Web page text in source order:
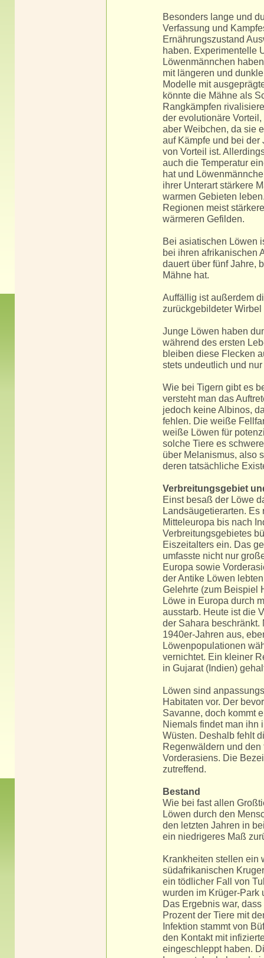
Besonders lange und
Verfassung und
Ernährungszustand
haben. Experimentelle
Löwenmännchen
mit längeren und
Modelle mit
könnte die Mähne als
Rangkämpfen
der evolutionäre
aber Weibchen, da sie
auf Kämpfe und bei
von Vorteil ist.
auch die Temperatur
hat und
ihrer Unterart stärkere
warmen Gebieten
Regionen meist
wärmeren Gefilden.
Bei asiatischen Löwen
bei ihren afrikanischen
dauert über fünf Jahre,
Mähne hat.
Auffällig ist außerdem
zurückgebildeter
Junge Löwen haben
während des ersten
bleiben diese Flecken
stets undeutlich und
Wie bei Tigern gibt es
versteht man das
jedoch keine Albinos,
fehlen. Die weiße
weiße Löwen für
solche Tiere es
über Melanismus, also
deren tatsächliche
Verbreitungsgebiet
Einst besaß der Löwe
Landsäugetierarten.
Mitteleuropa bis nach
Verbreitungsgebietes
Eiszeitalters ein. Das
umfasste nicht nur
Europa sowie
der Antike Löwen
Gelehrte (zum Beispiel
Löwe in Europa durch
ausstarb. Heute ist die
der Sahara beschränkt.
1940er-Jahren aus,
Löwenpopulationen
vernichtet. Ein kleiner
in Gujarat (Indien)
Löwen sind
Habitaten vor. Der
Savanne, doch kommt
Niemals findet man ihn
Wüsten. Deshalb fehlt
Regenwäldern und
Vorderasiens. Die
zutreffend.
Bestand
Wie bei fast allen
Löwen durch den
den letzten Jahren in
ein niedrigeres Maß
Krankheiten stellen ein
südafrikanischen
ein tödlicher Fall von
wurden im Krüger-Park
Das Ergebnis war,
Prozent der Tiere mit
Infektion stammt von
den Kontakt mit
eingeschleppt haben.